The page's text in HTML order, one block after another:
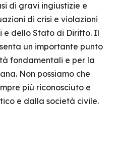
di gravi ingiustizie e
di crisi e violazioni
e dello Stato di Diritto. Il
un importante punto
fondamentali e per la
Non possiamo che
più riconosciuto e
e dalla società civile.